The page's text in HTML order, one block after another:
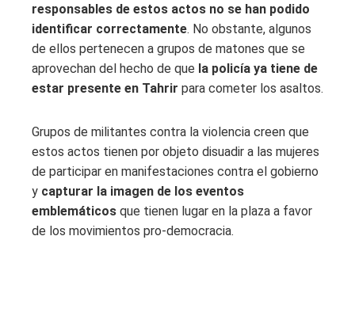
responsables de estos actos no se han podido
identificar correctamente. No obstante, algunos
de ellos pertenecen a grupos de matones que se
aprovechan del hecho de que la policía ya tiene de
estar presente en Tahrir para cometer los asaltos.
Grupos de militantes contra la violencia creen que
estos actos tienen por objeto disuadir a las mujeres
de participar en manifestaciones contra el gobierno
y capturar la imagen de los eventos
emblemáticos que tienen lugar en la plaza a favor
de los movimientos pro-democracia.